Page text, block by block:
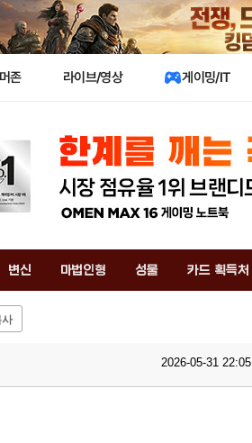
존 라이브/영상 게이밍/IT
변신 마법인형 성물 카드 획득처
사
2026-05-31 22:05